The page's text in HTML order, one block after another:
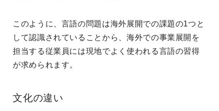
このように、言語の問題は海外展開での課題の1つと
して認識されていることから、海外での事業展開を
担当する従業員には現地でよく使われる言語の習得
が求められます。
文化の違い